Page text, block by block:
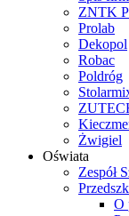
ZNTK
Prolab
Dekopol
Robac
Poldróg
Żwigiel
Oświata
Zespół
O